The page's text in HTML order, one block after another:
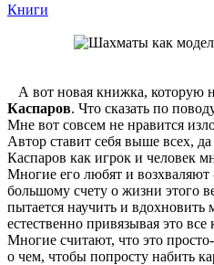
Книги
А вот новая книжка, которую
Каспаров. Что сказать по
Мне вот совсем не нравится
Автор ставит себя выше всех,
Каспаров как игрок и человек
Многие его любят и
большому счету о жизни этого
пытается научить и
естественно привязывая это
Многие считают, что это
о чем, чтобы попросту набить